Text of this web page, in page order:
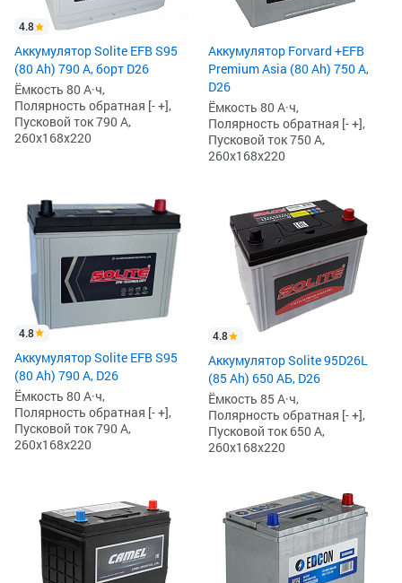
4.8
Аккумулятор Solite EFB S95
(80 Ah) 790 А, борт D26
Ёмкость 80 А·ч,
Полярность обратная [- +],
Пусковой ток 790 А,
260x168x220
Аккумулятор Forvard +EFB
Premium Asia (80 Ah) 750 А,
D26
Ёмкость 80 А·ч,
Полярность обратная [- +],
Пусковой ток 750 А,
260x168x220
4.8
Аккумулятор Solite EFB S95
(80 Ah) 790 А, D26
Ёмкость 80 А·ч,
Полярность обратная [- +],
Пусковой ток 790 А,
260x168x220
4.8
Аккумулятор Solite 95D26L
(85 Ah) 650 АБ, D26
Ёмкость 85 А·ч,
Полярность обратная [- +],
Пусковой ток 650 А,
260x168x220